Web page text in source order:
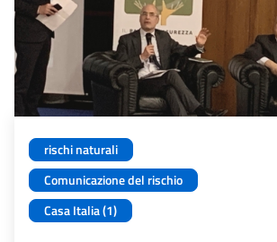
rischi naturali
Comunicazione del rischio
Casa Italia (1)